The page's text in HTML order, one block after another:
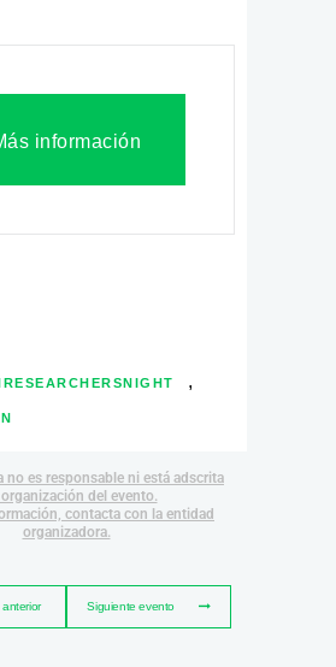
información
,
no es responsable ni está adscrita
del evento.
contacta con la entidad
organizadora.
Siguiente evento